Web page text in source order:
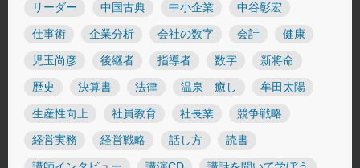
リーダー 中国古典 中小企業 中谷彰宏
仕事術 企業分析 会社の数字 会計 健康
児玉尚彦 後継者 指導者 数字 新将命
歴史 決算書 法律 温泉 癒し 牟田太陽
生産性向上 社員教育 社長業 競争戦略
経営実務 経営戦略 話し方 読書